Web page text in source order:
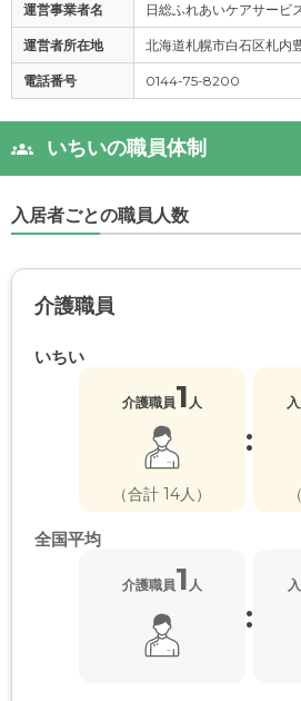
運営事業者名 日総ふれあいケアサービ
運営者所在地 北海道札幌市白石区札内
電話番号 0144-75-8200
いちいの職員体制
入居者ごとの職員人数
介護職員
いちい
介護職員1 人
（合計 14人）
:
全国平均
介護職員1 人
: